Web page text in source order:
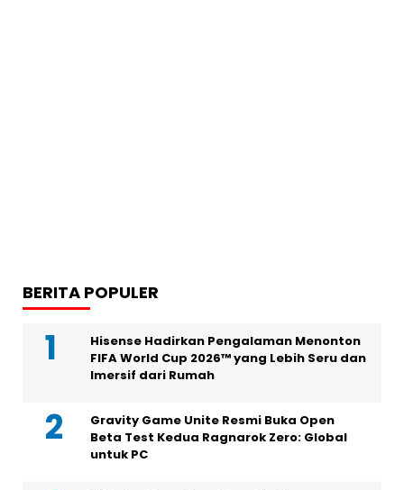
BERITA POPULER
Hisense Hadirkan Pengalaman Menonton
FIFA World Cup 2026™ yang Lebih Seru dan
Imersif dari Rumah
Gravity Game Unite Resmi Buka Open
Beta Test Kedua Ragnarok Zero: Global
untuk PC